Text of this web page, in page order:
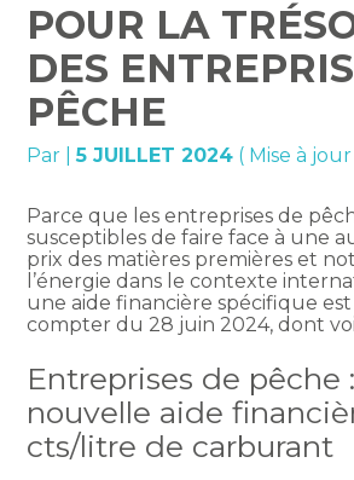
POUR LA
DES
PÊCHE
Par |5 JUILLET 2024 ( Mise à
Parce que les entreprises de
susceptibles de faire face à une
prix des matières premières et
l’énergie dans le contexte
une aide financière spécifique est
compter du 28 juin 2024, dont
Entreprises de pêche
nouvelle aide
cts/litre de carburant